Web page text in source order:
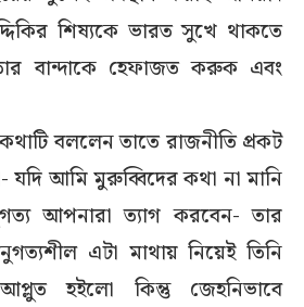
শিষ্যকে ভারত সুখে থাকতে
বান্দাকে হেফাজত করুক এবং
বললেন তাতে রাজনীতি প্রকট
আমি মুরুব্বিদের কথা না মানি
আপনারা ত্যাগ করবেন- তার
এটা মাথায় নিয়েই তিনি
হইলো কিন্তু জেহনিভাবে